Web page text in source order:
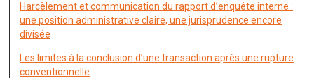
Harcèlement et communication du rapport d’enquête interne :
une position administrative claire, une jurisprudence encore
divisée
Les limites à la conclusion d’une transaction après une rupture
conventionnelle